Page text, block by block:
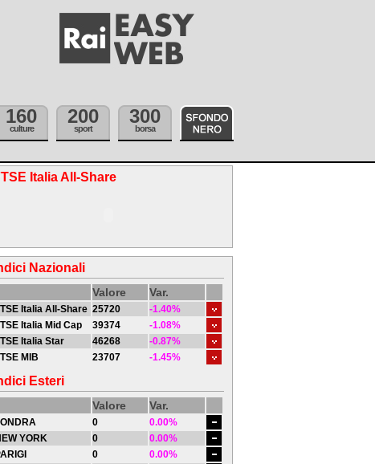
160
culture
200
sport
300
borsa
Italia All-Share
Nazionali
Valore Var.
Italia All-Share 25720
-1.40%
Italia Mid Cap
39374
-1.08%
Italia Star
46268
-0.87%
MIB
23707 -1.45%
Esteri
Valore Var.
0
0.00%
YORK
0
0.00%
0
0.00%